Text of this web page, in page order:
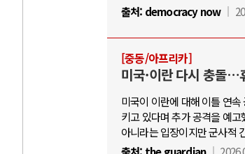
출처: democracy now
[중동/아프리카]
미국·이란 다시 충돌
미국이 이란에 대해 이틀 연
키고 있다며 추가 공격을 예
아니라는 입장이지만 군사적